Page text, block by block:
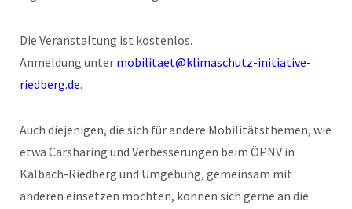
Die Veranstaltung ist kostenlos.
Anmeldung unter mobilitaet@klimaschutz-initiative-
riedberg.de.
Auch diejenigen, die sich für andere Mobilitätsthemen, wie
etwa Carsharing und Verbesserungen beim ÖPNV in
Kalbach-Riedberg und Umgebung, gemeinsam mit
anderen einsetzen möchten, können sich gerne an die